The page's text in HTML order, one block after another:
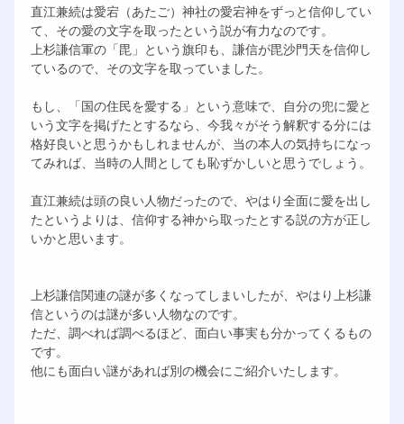
直江兼続は愛宕（あたご）神社の愛宕神をずっと信仰してい
て、その愛の文字を取ったという説が有力なのです。
上杉謙信軍の「毘」という旗印も、謙信が毘沙門天を信仰し
ているので、その文字を取っていました。
もし、「国の住民を愛する」という意味で、自分の兜に愛と
いう文字を掲げたとするなら、今我々がそう解釈する分には
格好良いと思うかもしれませんが、当の本人の気持ちになっ
てみれば、当時の人間としても恥ずかしいと思うでしょう。
直江兼続は頭の良い人物だったので、やはり全面に愛を出し
たというよりは、信仰する神から取ったとする説の方が正し
いかと思います。
上杉謙信関連の謎が多くなってしまいしたが、やはり上杉謙
信というのは謎が多い人物なのです。
ただ、調べれば調べるほど、面白い事実も分かってくるもの
です。
他にも面白い謎があれば別の機会にご紹介いたします。